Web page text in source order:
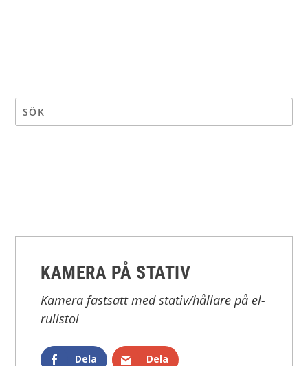
KAMERA PÅ STATIV
Kamera fastsatt med stativ/hållare på el-
rullstol
Dela Dela